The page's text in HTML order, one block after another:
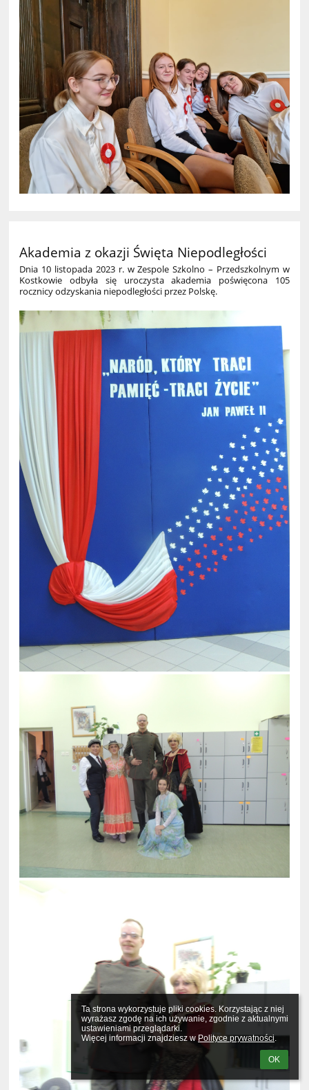
Ta strona wykorzystuje pliki cookies. Korzystając z niej
wyrażasz zgodę na ich używanie, zgodnie z aktualnymi
ustawieniami przeglądarki.
Więcej informacji znajdziesz w Polityce prywatności.
OK
Akademia z okazji Święta Niepodległości
Dnia 10 listopada 2023 r. w Zespole Szkolno – Przedszkolnym w
Kostkowie odbyła się uroczysta akademia poświęcona 105
rocznicy odzyskania niepodległości przez Polskę.